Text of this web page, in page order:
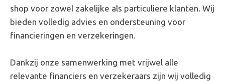
shop voor zowel zakelijke als particuliere klanten. Wij
bieden volledig advies en ondersteuning voor
financieringen en verzekeringen.
Dankzij onze samenwerking met vrijwel alle
relevante financiers en verzekeraars zijn wij volledig